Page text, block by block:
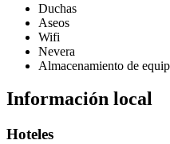
Duchas
Aseos
Wifi
Nevera
Almacenamiento de
Información local
Hoteles